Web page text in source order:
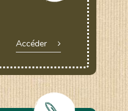
Accéder